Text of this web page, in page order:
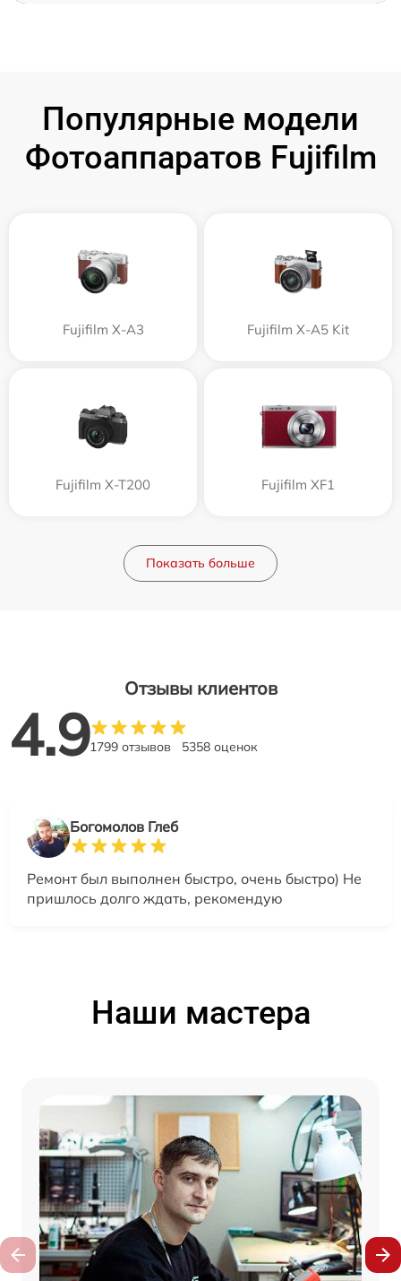
Популярные модели
Фотоаппаратов Fujifilm
Fujifilm X-A3 Fujifilm X-A5 Kit
Fujifilm X-T200 Fujifilm XF1
Показать больше
Отзывы клиентов
4.91799 отзывов 5358 оценок
Богомолов Глеб
Ремонт был выполнен быстро, очень быстро) Не
пришлось долго ждать, рекомендую
Наши мастера